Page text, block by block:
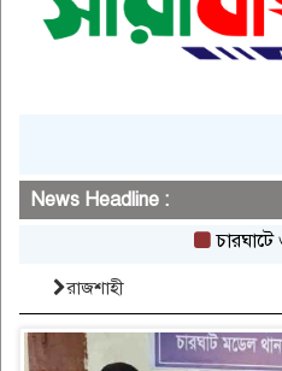
News Headline :
চারঘাটে ৩৮৪
রাজশাহী